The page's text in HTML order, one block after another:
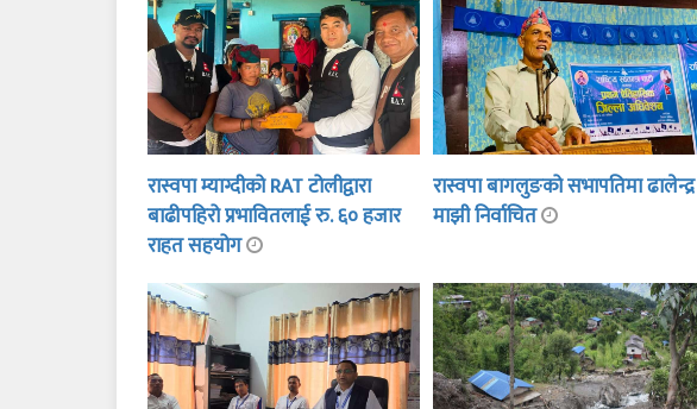
रास्वपा म्याग्दीको RAT टोलीद्वारा
बाढीपहिरो प्रभावितलाई रु. ६० हजार
राहत सहयोग
रास्वपा बागलुङको सभापतिमा ढालेन्द्र
माझी निर्वाचित